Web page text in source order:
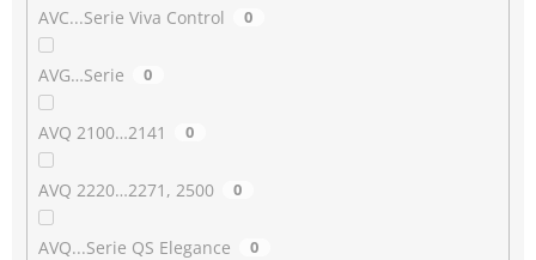
AVC...Serie Viva Control 0
AVG…Serie 0
AVQ 2100…2141 0
AVQ 2220…2271, 2500 0
AVQ...Serie QS Elegance 0